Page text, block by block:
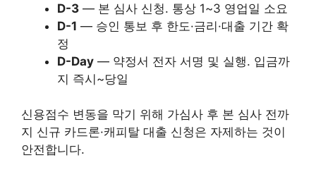
D-3 — 본 심사 신청. 통상 1~3 영업일 소요
D-1 — 승인 통보 후 한도·금리·대출 기간 확
정
D-Day — 약정서 전자 서명 및 실행. 입금까
지 즉시~당일
신용점수 변동을 막기 위해 가심사 후 본 심사 전까
지 신규 카드론·캐피탈 대출 신청은 자제하는 것이
안전합니다.